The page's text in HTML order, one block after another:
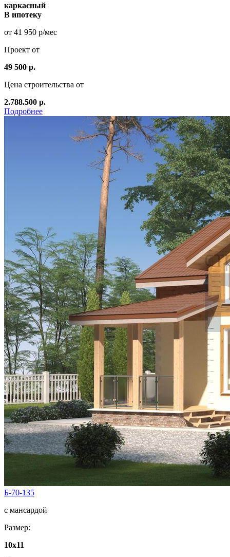
каркасный
В ипотеку
от 41 950 р/мес
Проект от
49 500 р.
Цена строительства от
2.788.500 р.
Подробнее
Б-70-135
с мансардой
Размер:
10x11